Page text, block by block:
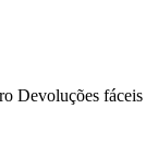
Devoluções fáceis